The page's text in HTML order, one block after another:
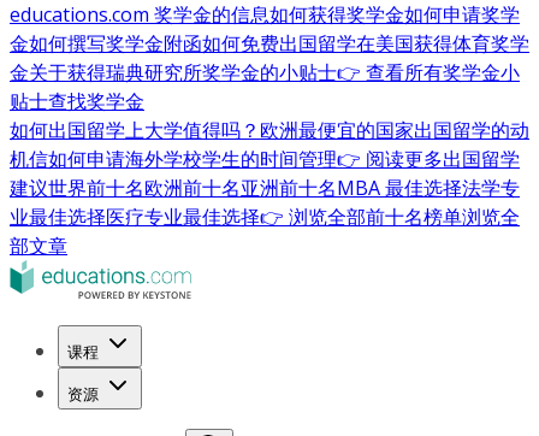
educations.com 奖学金的信息如何获得奖学金如何申请奖学
金如何撰写奖学金附函如何免费出国留学在美国获得体育奖学
金关于获得瑞典研究所奖学金的小贴士👉 查看所有奖学金小
贴士查找奖学金
如何出国留学上大学值得吗？ 欧洲最便宜的国家出国留学的动
机信如何申请海外学校学生的时间管理👉 阅读更多出国留学
建议世界前十名欧洲前十名亚洲前十名MBA 最佳选择法学专
业最佳选择医疗专业最佳选择👉 浏览全部前十名榜单浏览全
部文章
课程
资源